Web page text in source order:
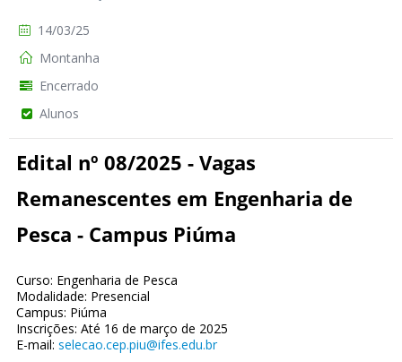
14/03/25
Montanha
Encerrado
Alunos
Edital nº 08/2025 - Vagas
Remanescentes em Engenharia de
Pesca - Campus Piúma
Curso: Engenharia de Pesca
Modalidade: Presencial
Campus: Piúma
Inscrições: Até 16 de março de 2025
E-mail: selecao.cep.piu@ifes.edu.br